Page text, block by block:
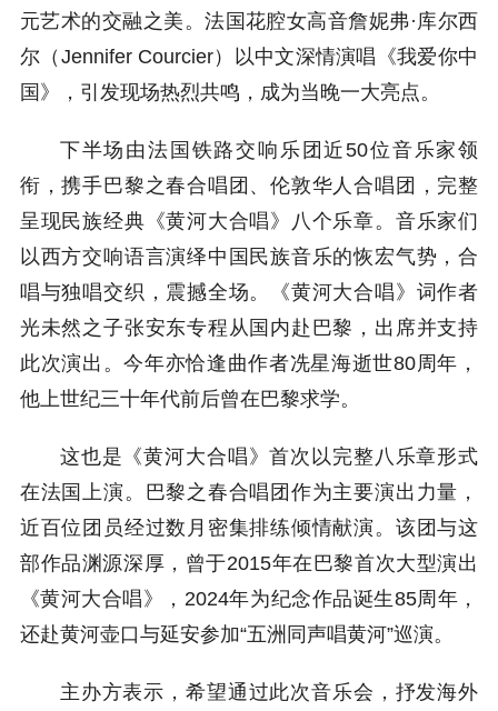
元艺术的交融之美。法国花腔女高音詹妮弗·库尔西
尔（Jennifer Courcier）以中文深情演唱《我爱你中
国》，引发现场热烈共鸣，成为当晚一大亮点。
下半场由法国铁路交响乐团近50位音乐家领
衔，携手巴黎之春合唱团、伦敦华人合唱团，完整
呈现民族经典《黄河大合唱》八个乐章。音乐家们
以西方交响语言演绎中国民族音乐的恢宏气势，合
唱与独唱交织，震撼全场。《黄河大合唱》词作者
光未然之子张安东专程从国内赴巴黎，出席并支持
此次演出。今年亦恰逢曲作者冼星海逝世80周年，
他上世纪三十年代前后曾在巴黎求学。
这也是《黄河大合唱》首次以完整八乐章形式
在法国上演。巴黎之春合唱团作为主要演出力量，
近百位团员经过数月密集排练倾情献演。该团与这
部作品渊源深厚，曾于2015年在巴黎首次大型演出
《黄河大合唱》，2024年为纪念作品诞生85周年，
还赴黄河壶口与延安参加“五洲同声唱黄河”巡演。
主办方表示，希望通过此次音乐会，抒发海外